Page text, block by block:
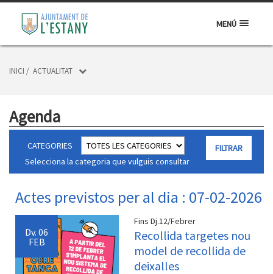
MENÚ
INICI / ACTUALITAT
Agenda
CATEGORIES
Selecciona la categoria que vulguis consultar
Actes previstos per al dia : 07-02-2026
Dv. 06
FEB
Fins Dj.12/Febrer
Recollida targetes nou
model de recollida de
deixalles